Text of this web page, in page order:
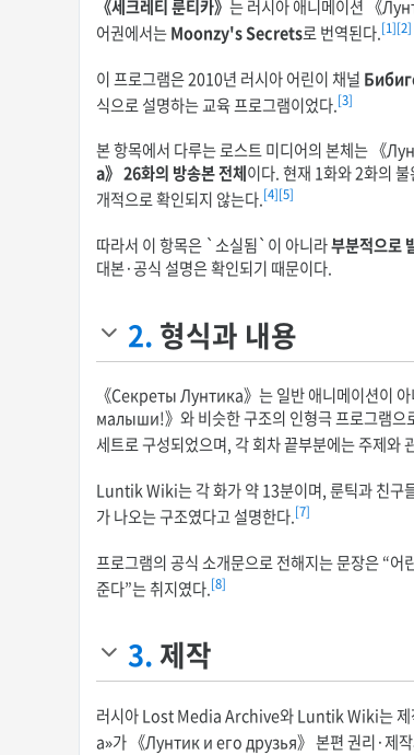
《세크레티 룬티카》 는 러시아 애니메이션 《
어권에서는Moonzy's Secrets로 번역된다.[1][2]
이 프로그램은 2010년 러시아 어린이 채널
식으로 설명하는 교육 프로그램이었다.[3]
본 항목에서 다루는 로스트 미디어의 본체는 《
а》 26화의 방송본 전체이다. 현재 1화와 2화의
개적으로 확인되지 않는다.[4][5]
따라서 이 항목은 `소실됨`이 아니라부분적으로
대본·공식 설명은 확인되기 때문이다.
2. 형식과 내용
《Секреты Лунтика》는 일반 애니메이션이
малыши!》와 비슷한 구조의 인형극 프로그램으
세트로 구성되었으며, 각 회차 끝부분에는 주제와
Luntik Wiki는 각 화가 약 13분이며, 룬틱과 친구
가 나오는 구조였다고 설명한다.[7]
프로그램의 공식 소개문으로 전해지는 문장은 “
준다”는 취지였다.[8]
3.제작
러시아 Lost Media Archive와 Luntik Wiki는 제
а»가 《Лунтик и его друзья》 본편 권리·제작